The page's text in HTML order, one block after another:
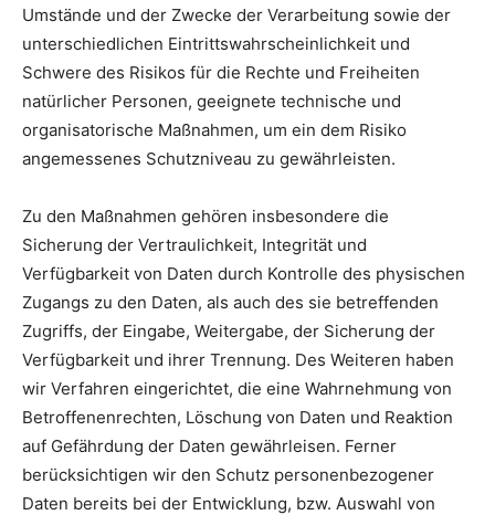
Umstände und der Zwecke der Verarbeitung sowie der
unterschiedlichen Eintrittswahrscheinlichkeit und
Schwere des Risikos für die Rechte und Freiheiten
natürlicher Personen, geeignete technische und
organisatorische Maßnahmen, um ein dem Risiko
angemessenes Schutzniveau zu gewährleisten.
Zu den Maßnahmen gehören insbesondere die
Sicherung der Vertraulichkeit, Integrität und
Verfügbarkeit von Daten durch Kontrolle des physischen
Zugangs zu den Daten, als auch des sie betreffenden
Zugriffs, der Eingabe, Weitergabe, der Sicherung der
Verfügbarkeit und ihrer Trennung. Des Weiteren haben
wir Verfahren eingerichtet, die eine Wahrnehmung von
Betroffenenrechten, Löschung von Daten und Reaktion
auf Gefährdung der Daten gewährleisen. Ferner
berücksichtigen wir den Schutz personenbezogener
Daten bereits bei der Entwicklung, bzw. Auswahl von